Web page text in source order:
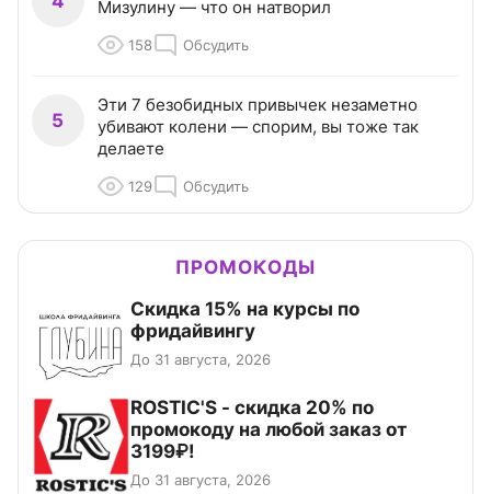
Мизулину — что он натворил
158 Обсудить
5
Эти 7 безобидных привычек незаметно
убивают колени — спорим, вы тоже так
делаете
129 Обсудить
ПРОМОКОДЫ
Скидка 15% на курсы по
фридайвингу
До 31 августа, 2026
ROSTIC'S - скидка 20% по
промокоду на любой заказ от
3199₽!
До 31 августа, 2026